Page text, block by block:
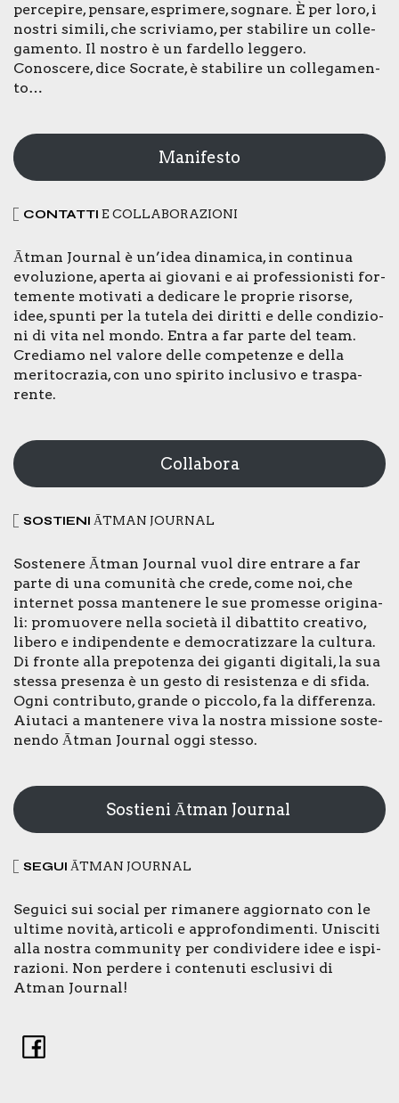
per­ce­pi­re, pen­sa­re, espri­me­re, sogna­re. È per loro, i
nostri simi­li, che scri­via­mo, per sta­bi­li­re un col­le­
ga­men­to. Il nostro è un far­del­lo leg­ge­ro.
Cono­sce­re, dice Socra­te, è sta­bi­li­re un col­le­ga­men­
to…
Manifesto
CON­TAT­TI E COL­LA­BO­RA­ZIO­NI
Ātman Jour­nal è un’idea dina­mi­ca, in con­ti­nua
evo­lu­zio­ne, aper­ta ai gio­va­ni e ai pro­fes­sio­ni­sti for­
te­men­te moti­va­ti a dedi­ca­re le pro­prie risor­se,
idee, spun­ti per la tute­la dei dirit­ti e del­le con­di­zio­
ni di vita nel mon­do. Entra a far par­te del team.
Cre­dia­mo nel valo­re del­le com­pe­ten­ze e del­la
meri­to­cra­zia, con uno spi­ri­to inclu­si­vo e tra­spa­
ren­te.
Collabora
SOSTIE­NI ĀTMAN JOUR­NAL
Soste­ne­re Ātman Jour­nal vuol dire entra­re a far
par­te di una comu­ni­tà che cre­de, come noi, che
inter­net pos­sa man­te­ne­re le sue pro­mes­se ori­gi­na­
li: pro­muo­ve­re nel­la socie­tà il dibat­ti­to crea­ti­vo,
libe­ro e indi­pen­den­te e demo­cra­tiz­za­re la cul­tu­ra.
Di fron­te alla pre­po­ten­za dei gigan­ti digi­ta­li, la sua
stes­sa pre­sen­za è un gesto di resi­sten­za e di sfi­da.
Ogni con­tri­bu­to, gran­de o pic­co­lo, fa la dif­fe­ren­za.
Aiu­ta­ci a man­te­ne­re viva la nostra mis­sio­ne soste­
nen­do Ātman Jour­nal oggi stes­so.
Sostieni Ātman Journal
SEGUI ĀTMAN JOUR­NAL
Segui­ci sui social per rima­ne­re aggior­na­to con le
ulti­me novi­tà, arti­co­li e appro­fon­di­men­ti. Uni­sci­ti
alla nostra com­mu­ni­ty per con­di­vi­de­re idee e ispi­
ra­zio­ni. Non per­de­re i con­te­nu­ti esclu­si­vi di
Atman Jour­nal!